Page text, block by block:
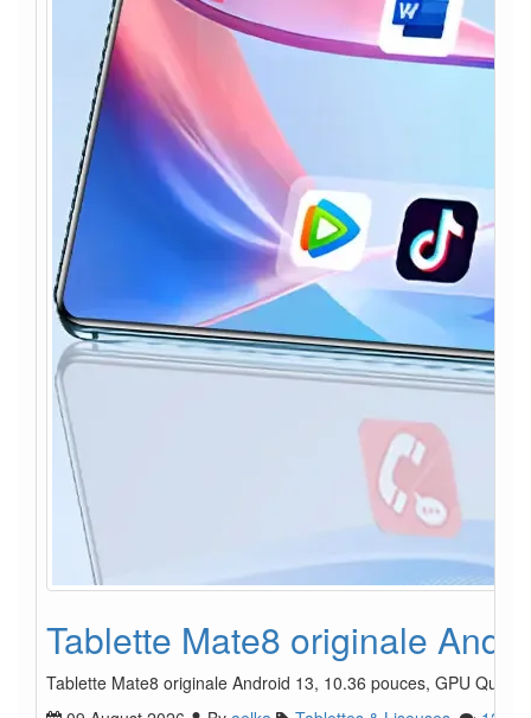
Tablette Mate8 originale
Tablette Mate8 originale Android 13, 10.36 pouces, GPU Quad